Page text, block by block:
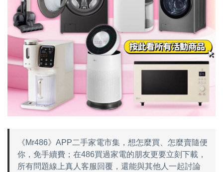
《Mr486》APP二手家電市集，想怎麼買、怎麼賣隨便
你，免手續費；在486買過家電的朋友更要立刻下載，
所有問題線上真人客服回覆，還能與其他人一起討論